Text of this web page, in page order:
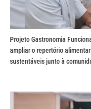
Projeto Gastronomia
ampliar o repertório
sustentáveis junto à